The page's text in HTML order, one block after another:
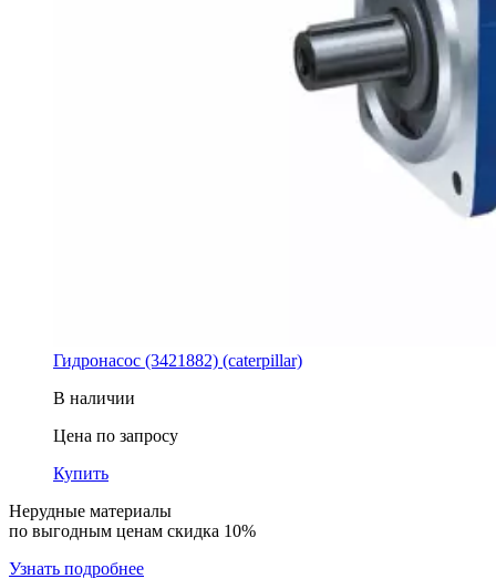
Гидронасос (3421882) (caterpillar)
В наличии
Цена по запросу
Купить
Нерудные материалы
по выгодным ценам скидка 10%
Узнать подробнее